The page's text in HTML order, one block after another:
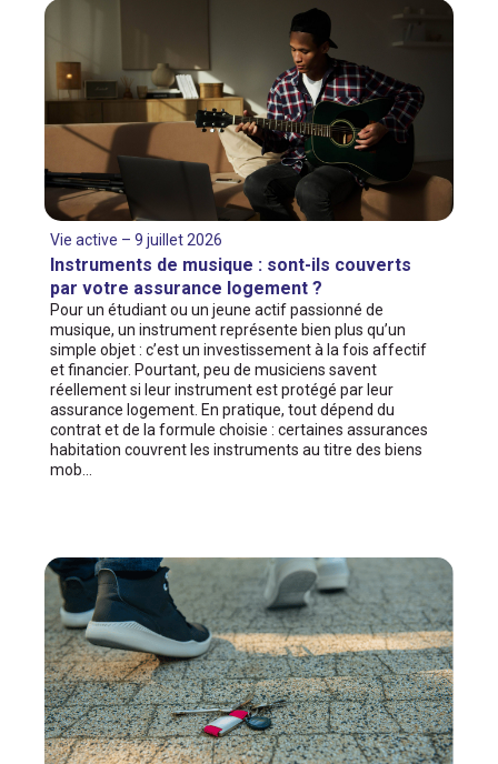
Vie active – 9 juillet 2026
Instruments de musique : sont-ils couverts
par votre assurance logement ?
Pour un étudiant ou un jeune actif passionné de
musique, un instrument représente bien plus qu’un
simple objet : c’est un investissement à la fois affectif
et financier. Pourtant, peu de musiciens savent
réellement si leur instrument est protégé par leur
assurance logement. En pratique, tout dépend du
contrat et de la formule choisie : certaines assurances
habitation couvrent les instruments au titre des biens
mob…